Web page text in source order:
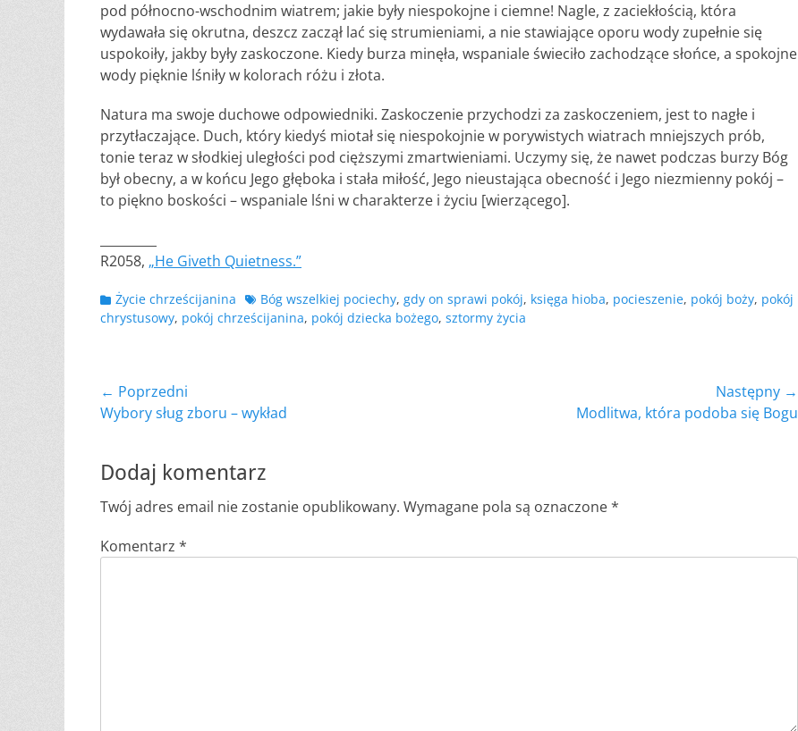
pod północno-wschodnim wiatrem; jakie były niespokojne i ciemne! Nagle, z zaciekłością, która
wydawała się okrutna, deszcz zaczął lać się strumieniami, a nie stawiające oporu wody zupełnie się
uspokoiły, jakby były zaskoczone. Kiedy burza minęła, wspaniale świeciło zachodzące słońce, a spokojne
wody pięknie lśniły w kolorach różu i złota.
Natura ma swoje duchowe odpowiedniki. Zaskoczenie przychodzi za zaskoczeniem, jest to nagłe i
przytłaczające. Duch, który kiedyś miotał się niespokojnie w porywistych wiatrach mniejszych prób,
tonie teraz w słodkiej uległości pod cięższymi zmartwieniami. Uczymy się, że nawet podczas burzy Bóg
był obecny, a w końcu Jego głęboka i stała miłość, Jego nieustająca obecność i Jego niezmienny pokój –
to piękno boskości – wspaniale lśni w charakterze i życiu [wierzącego].
R2058, „He Giveth Quietness.”
Kategorii
Życie chrześcijanina Tagów
Bóg wszelkiej pociechy, gdy on sprawi pokój, księga hioba, pocieszenie, pokój boży, pokój
chrystusowy, pokój chrześcijanina, pokój dziecka bożego, sztormy życia
Nawigacja
wpisu
← Poprzedni
Poprzedni
Wybory sług zboru – wykład
Następny →
Modlitwa, która podoba się Bogu
Dodaj komentarz
Twój adres email nie zostanie opublikowany. Wymagane pola są oznaczone*
Komentarz *